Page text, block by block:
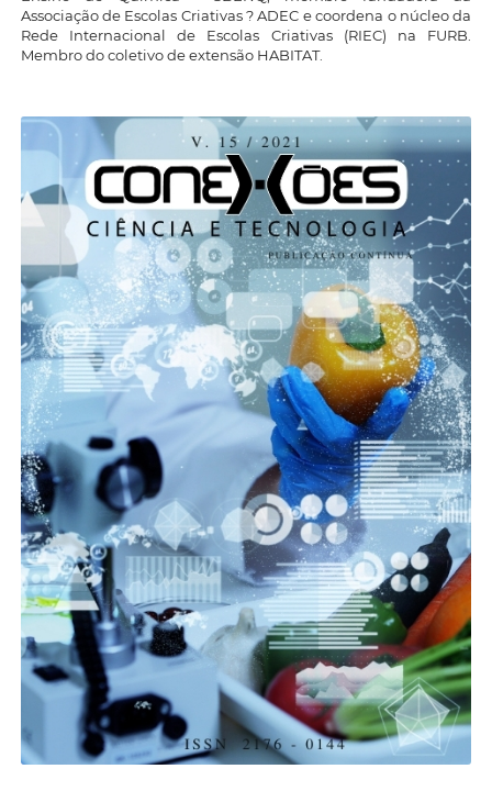
Associação de Escolas Criativas ? ADEC e coordena o núcleo da
Rede Internacional de Escolas Criativas (RIEC) na FURB.
Membro do coletivo de extensão HABITAT.